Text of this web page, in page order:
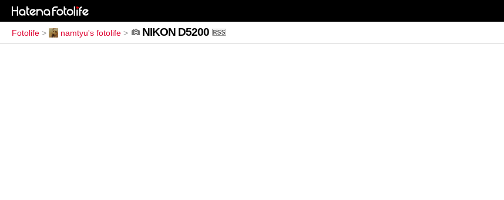
Fotolife > namtyu's fotolife > NIKON D5200